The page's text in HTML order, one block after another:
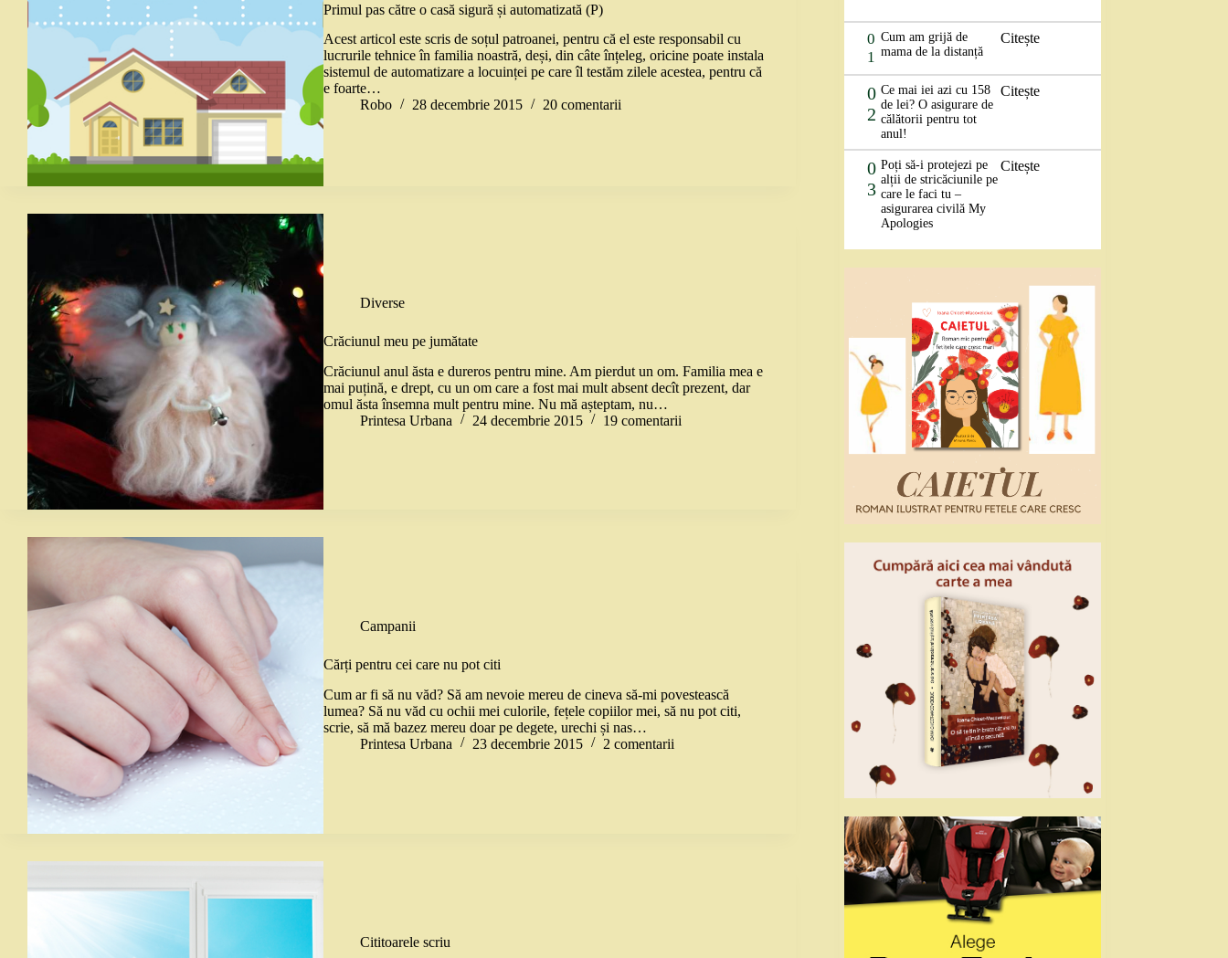
Primul pas către o casă sigură și automatizată (P)
Acest articol este scris de soțul patroanei, pentru că el este responsabil cu
lucrurile tehnice în familia noastră, deși, din câte înțeleg, oricine poate instala
sistemul de automatizare a locuinței pe care îl testăm zilele acestea, pentru că
e foarte…
Robo
28 decembrie 2015 20 comentarii
Diverse
Crăciunul meu pe jumătate
Crăciunul anul ăsta e dureros pentru mine. Am pierdut un om. Familia mea e
mai puțină, e drept, cu un om care a fost mai mult absent decît prezent, dar
omul ăsta însemna mult pentru mine. Nu mă așteptam, nu…
Printesa Urbana
24 decembrie 2015 19 comentarii
Campanii
Cărți pentru cei care nu pot citi
Cum ar fi să nu văd? Să am nevoie mereu de cineva să-mi povestească
lumea? Să nu văd cu ochii mei culorile, fețele copiilor mei, să nu pot citi,
scrie, să mă bazez mereu doar pe degete, urechi și nas…
Printesa Urbana
23 decembrie 2015 2 comentarii
Cititoarele scriu
0
1
Cum am grijă de
mama de la distanță
Citește
0
2
Ce mai iei azi cu 158
de lei? O asigurare de
călătorii pentru tot
anul!
Citește
0
3
Poți să-i protejezi pe
alții de stricăciunile pe
care le faci tu –
asigurarea civilă My
Apologies
Citește